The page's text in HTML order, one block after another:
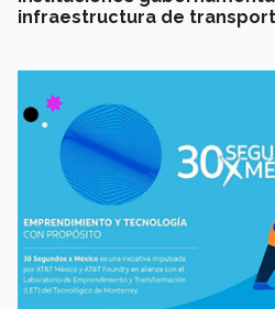
infraestructura de